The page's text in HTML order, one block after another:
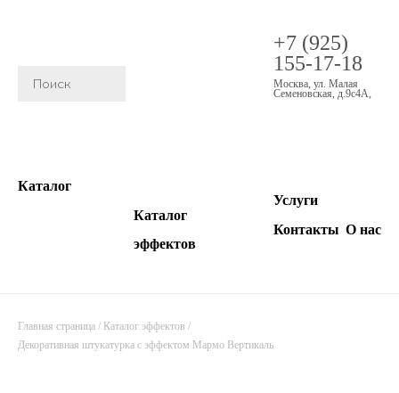
+7 (925)
155-17-18
Москва, ул. Малая
Семеновская, д.9с4А,
Каталог
Каталог
эффектов
Услуги
Контакты О нас
Главная страница / Каталог эффектов /
Декоративная штукатурка с эффектом Мармо Вертикаль